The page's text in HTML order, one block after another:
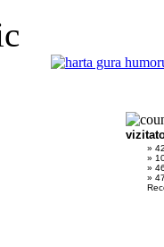
»
»
»
»